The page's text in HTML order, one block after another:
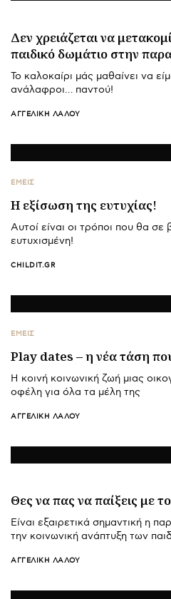
Δεν χρειάζεται να
παιδικό δωμάτιο στην
Το καλοκαίρι μάς μαθαίνει να
ανάλαφροι… παντού!
ΑΓΓΕΛΙΚΉ ΛΆΛΟΥ
ΕΜΕΙΣ
Η εξίσωση της ευτυχίας!
Αυτοί είναι οι τρόποι που θα σε
ευτυχισμένη!
CHILDIT.GR
ΕΜΕΙΣ
Play dates – η νέα τάση
Η κοινή κοινωνική ζωή μιας
οφέλη για όλα τα μέλη της
ΑΓΓΕΛΙΚΉ ΛΆΛΟΥ
Θες να πας να παίξεις με
Είναι εξαιρετικά σημαντική η
την κοινωνική ανάπτυξη των
ΑΓΓΕΛΙΚΉ ΛΆΛΟΥ